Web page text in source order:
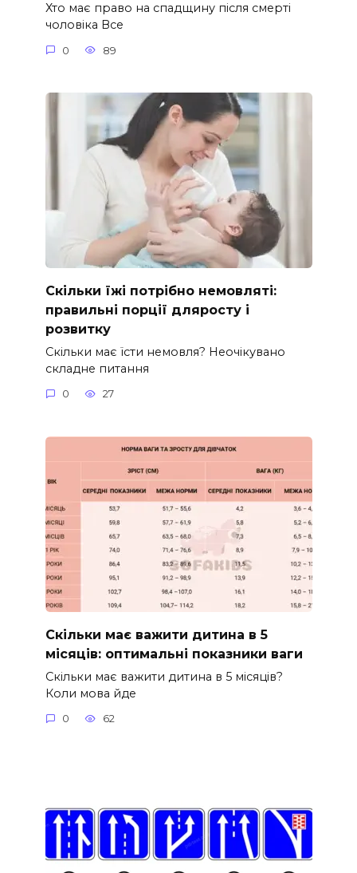
Хто має право на спадщину після смерті
чоловіка Все
0 89
Скільки їжі потрібно немовляті:
правильні порції дляросту і
розвитку
Скільки має їсти немовля? Неочікувано
складне питання
0 27
Скільки має важити дитина в 5
місяців: оптимальні показники ваги
Скільки має важити дитина в 5 місяців?
Коли мова йде
0 62